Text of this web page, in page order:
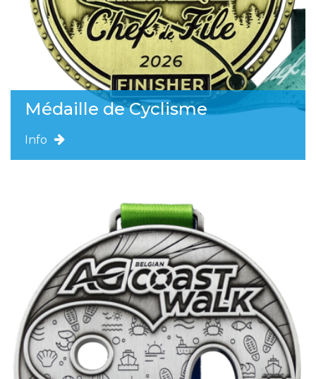
Médaille de Cyclisme
Info